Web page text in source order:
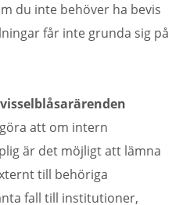
du inte behöver ha bevis
får inte grunda sig på
att om intern
är det möjligt att lämna
till behöriga
fall till institutioner,